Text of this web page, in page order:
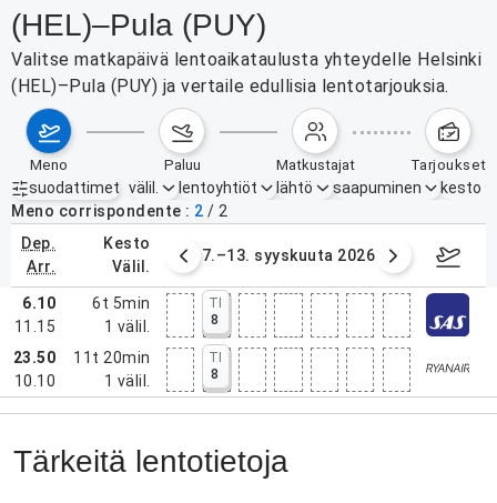
(HEL)–Pula (PUY)
Valitse matkapäivä lentoaikataulusta yhteydelle Helsinki
(HEL)–Pula (PUY) ja vertaile edullisia lentotarjouksia.
meno paluu matkustajat tarjoukset
suodattimet
Aktiiviset suodattimet ei mitään
välil. lentoyhtiöt lähtö saapuminen
kesto
Meno corrispondente
2 / 2
dep.
arr.
kesto
välil.
7.–13. syyskuuta 2026
6.10
11.15
6t 5min
1 välil.
TI
8
23.50
10.10
11t 20min
1 välil.
TI
8
Tärkeitä lentotietoja